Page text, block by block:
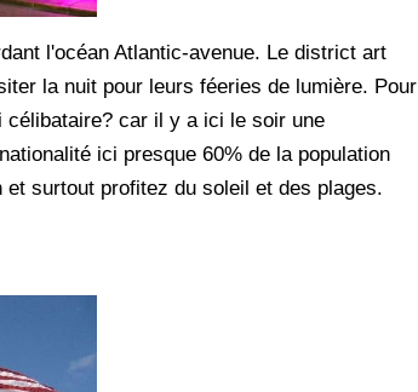
l'océan Atlantic-avenue. Le district art
la nuit pour leurs féeries de lumière. Pour
célibataire? car il y a ici le soir une
ici presque 60% de la population
surtout profitez du soleil et des plages.